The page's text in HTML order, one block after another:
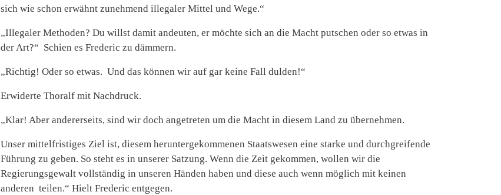
sich wie schon erwähnt zunehmend illegaler Mittel und Wege.“
„Illegaler Methoden? Du willst damit andeuten, er möchte sich an die Macht putschen oder so etwas in
der Art?“ Schien es Frederic zu dämmern.
„Richtig! Oder so etwas. Und das können wir auf gar keine Fall dulden!“
Erwiderte Thoralf mit Nachdruck.
„Klar! Aber andererseits, sind wir doch angetreten um die Macht in diesem Land zu übernehmen.
Unser mittelfristiges Ziel ist, diesem heruntergekommenen Staatswesen eine starke und durchgreifende
Führung zu geben. So steht es in unserer Satzung. Wenn die Zeit gekommen, wollen wir die
Regierungsgewalt vollständig in unseren Händen haben und diese auch wenn möglich mit keinen
anderen teilen.“ Hielt Frederic entgegen.